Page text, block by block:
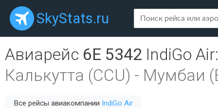
SkyStats.ru
Авиарейс 6E 5342 IndiGo Air:
Калькутта (CCU) - Мумбаи
Все рейсы авиакомпании IndiGo Air